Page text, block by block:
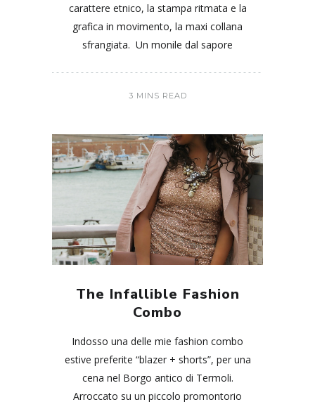
carattere etnico, la stampa ritmata e la
grafica in movimento, la maxi collana
sfrangiata. Un monile dal sapore
3 MINS READ
The Infallible Fashion
Combo
Indosso una delle mie fashion combo
estive preferite “blazer + shorts”, per una
cena nel Borgo antico di Termoli.
Arroccato su un piccolo promontorio